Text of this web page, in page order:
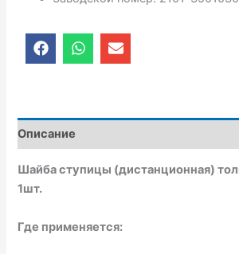
F
a
o
o
k
W
h
a
p
E
n
o
e
Описание
Шайба ступицы (дистанционная)
1шт.
Где применяется: